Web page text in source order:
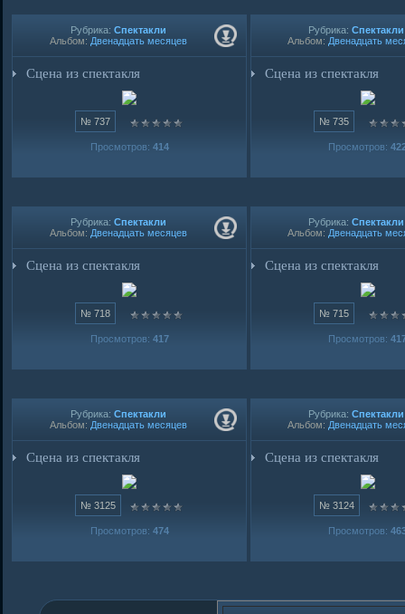
Рубрика: Спектакли
Альбом: Двенадцать месяцев
Сцена из спектакля
№ 737
Просмотров: 414
Рубрика: Спектакли
Альбом: Двенадцать
Сцена из спектакля
№ 735
Просмотров:
Рубрика: Спектакли
Альбом: Двенадцать месяцев
Сцена из спектакля
№ 718
Просмотров: 417
Рубрика: Спектакли
Альбом: Двенадцать
Сцена из спектакля
№ 715
Просмотров:
Рубрика: Спектакли
Альбом: Двенадцать месяцев
Сцена из спектакля
№ 3125
Просмотров: 474
Рубрика: Спектакли
Альбом: Двенадцать
Сцена из спектакля
№ 3124
Просмотров: